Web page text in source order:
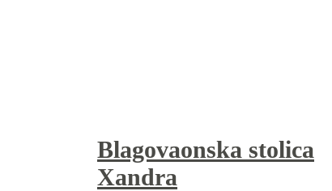
Blagovaonska stolica
Xandra